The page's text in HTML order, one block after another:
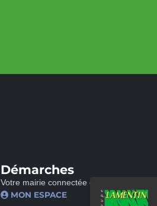
Démarches
Votre mairie connectée et disponible 24/24
MON ESPACE